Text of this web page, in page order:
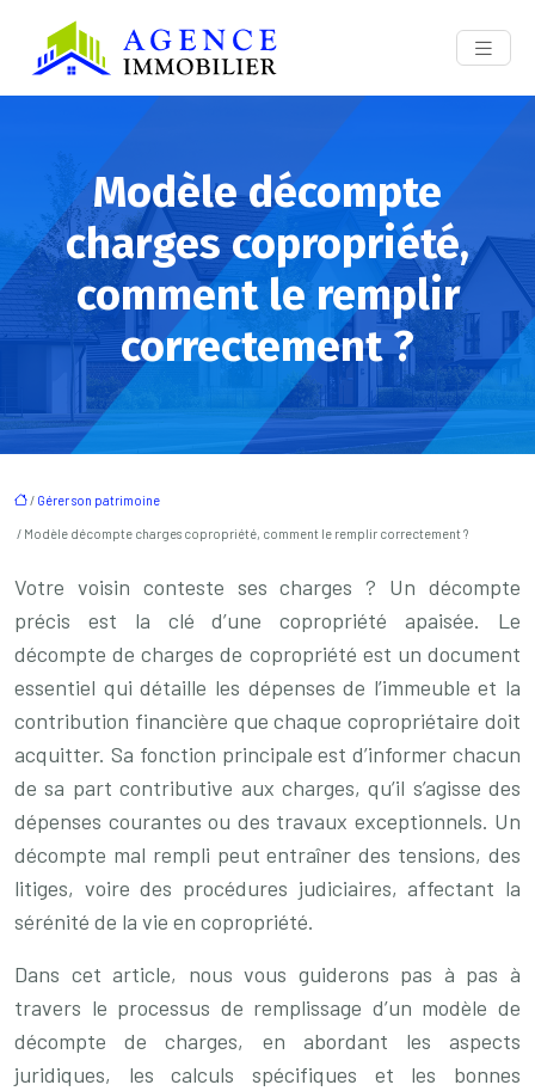
Modèle décompte
charges copropriété,
comment le remplir
correctement ?
/ Gérer son patrimoine
/ Modèle décompte charges copropriété, comment le remplir correctement ?
Votre voisin conteste ses charges ? Un décompte
précis est la clé d’une copropriété apaisée. Le
décompte de charges de copropriété est un document
essentiel qui détaille les dépenses de l’immeuble et la
contribution financière que chaque copropriétaire doit
acquitter. Sa fonction principale est d’informer chacun
de sa part contributive aux charges, qu’il s’agisse des
dépenses courantes ou des travaux exceptionnels. Un
décompte mal rempli peut entraîner des tensions, des
litiges, voire des procédures judiciaires, affectant la
sérénité de la vie en copropriété.
Dans cet article, nous vous guiderons pas à pas à
travers le processus de remplissage d’un modèle de
décompte de charges, en abordant les aspects
juridiques, les calculs spécifiques et les bonnes